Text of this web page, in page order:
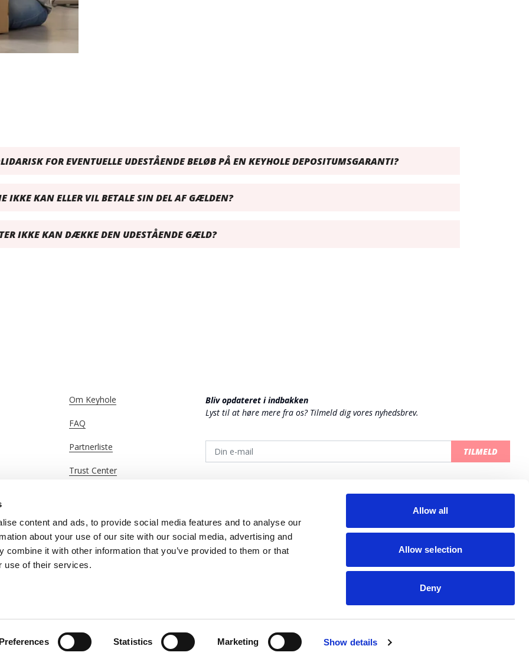
content and ads, to provide social media features and to analyse our
about your use of our site with our social media, advertising and
combine it with other information that you’ve provided to them or that
use of their services.
Statistics Marketing Show details
Allow all
Allow selection
Deny
FOR EVENTUELLE UDESTÅENDE BELØB PÅ EN KEYHOLE DEPOSITUMSGARANTI?
IKKE KAN ELLER VIL BETALE SIN DEL AF GÆLDEN?
IKKE KAN DÆKKE DEN UDESTÅENDE GÆLD?
Om Keyhole
FAQ
Partnerliste
Trust Center
↗️ Åbn Portal
↗️ Hent App
Bliv opdateret i indbakken
Lyst til at høre mere fra os? Tilmeld dig vores nyhedsbrev.
TILMELD
© All rights reserved 2026